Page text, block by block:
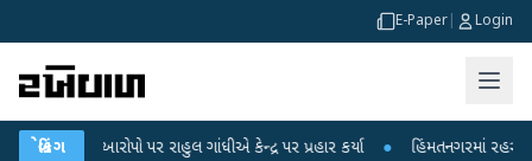
E-Paper Login
બ્રેકિંગ
પર રાહુલ ગાંધીએ કેન્દ્ર પર પ્રહાર કર્યા ● હિંમતનગરમાં રહસ્યમય વાયરસ કે